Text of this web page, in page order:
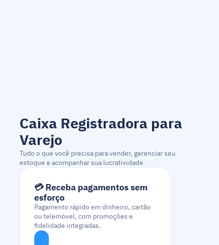
Caixa Registradora para
Varejo
Tudo o que você precisa para vender, gerenciar seu
estoque e acompanhar sua lucratividade
💳 Receba pagamentos sem
esforço
Pagamento rápido em dinheiro, cartão
ou telemóvel, com promoções e
fidelidade integradas.